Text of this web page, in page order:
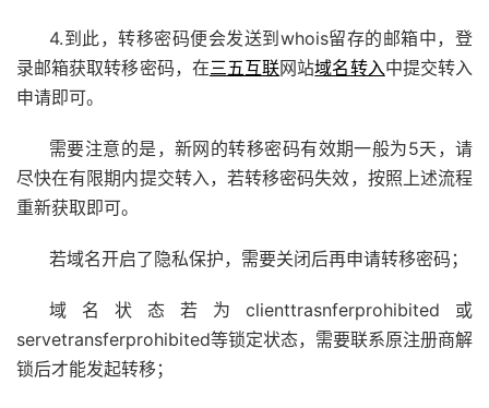
4.到此，转移密码便会发送到whois留存的邮箱中，登
录邮箱获取转移密码，在三五互联网站域名转入中提交转入
申请即可。
需要注意的是，新网的转移密码有效期一般为5天，请
尽快在有限期内提交转入，若转移密码失效，按照上述流程
重新获取即可。
若域名开启了隐私保护，需要关闭后再申请转移密码；
域名状态若为clienttrasnferprohibited或
servetransferprohibited等锁定状态，需要联系原注册商解
锁后才能发起转移；